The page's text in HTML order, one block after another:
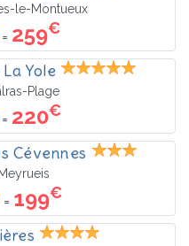
le-Montueux
= 259€
Yole
Plage
= 220€
Cévennes
= 199€